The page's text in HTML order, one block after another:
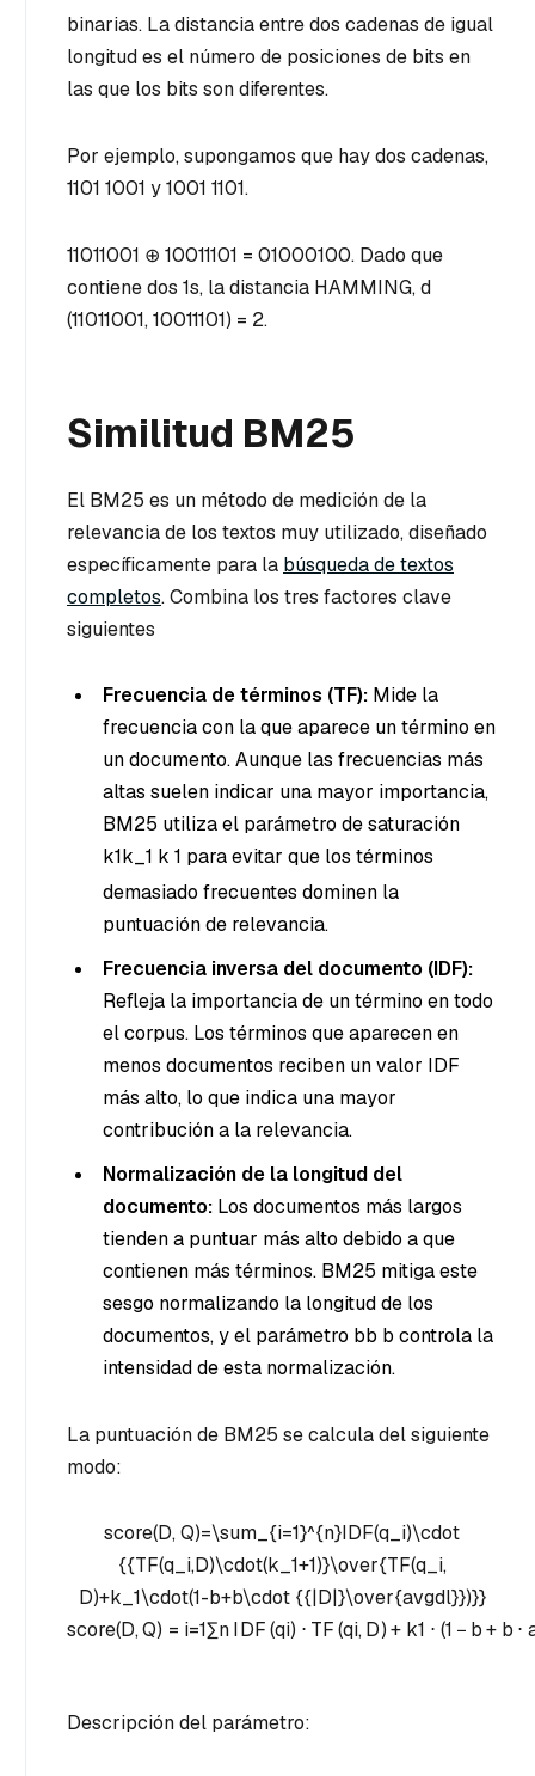
binarias. La distancia entre dos cadenas de igual
longitud es el número de posiciones de bits en
las que los bits son diferentes.
Por ejemplo, supongamos que hay dos cadenas,
1101 1001 y 1001 1101.
11011001 ⊕ 10011101 = 01000100. Dado que
contiene dos 1s, la distancia HAMMING, d
(11011001, 10011101) = 2.
Similitud BM25
El BM25 es un método de medición de la
relevancia de los textos muy utilizado, diseñado
específicamente para la búsqueda de textos
completos. Combina los tres factores clave
siguientes
Frecuencia de términos (TF): Mide la
frecuencia con la que aparece un término en
un documento. Aunque las frecuencias más
altas suelen indicar una mayor importancia,
BM25 utiliza el parámetro de saturación
k1k_1 k 1 para evitar que los términos
demasiado frecuentes dominen la
puntuación de relevancia.
Frecuencia inversa del documento (IDF):
Refleja la importancia de un término en todo
el corpus. Los términos que aparecen en
menos documentos reciben un valor IDF
más alto, lo que indica una mayor
contribución a la relevancia.
Normalización de la longitud del
documento: Los documentos más largos
tienden a puntuar más alto debido a que
contienen más términos. BM25 mitiga este
sesgo normalizando la longitud de los
documentos, y el parámetro bb b controla la
intensidad de esta normalización.
La puntuación de BM25 se calcula del siguiente
modo:
score(D, Q)=\sum_{i=1}^{n}IDF(q_i)\cdot
{{TF(q_i,D)\cdot(k_1+1)}\over{TF(q_i,
D)+k_1\cdot(1-b+b\cdot {{|D|}\over{avgdl}})}}
score(D,Q) = i=1∑nIDF(qi) ⋅ TF(qi,D)+ k1 ⋅ (1 − b+ b ⋅
Descripción del parámetro: